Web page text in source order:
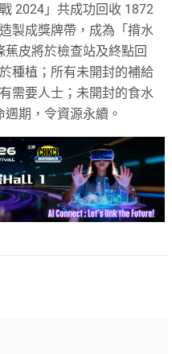
2024」共成功回收 1872
製成獎牌帶，成為「揹水
皮將於檢查站及終點回
種植；所有未開封的補給
需要人士；未開封的食水
期，令資源永續。